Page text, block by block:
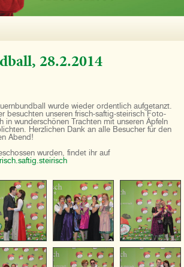
28.2.2014
wurde wieder ordentlich aufgetanzt.
besuchten unseren frisch-saftig-steirisch Foto-
in wunderschönen Trachten mit unseren Äpfeln
Herzlichen Dank an alle Besucher für den
Abend!
wurden, findet ihr auf